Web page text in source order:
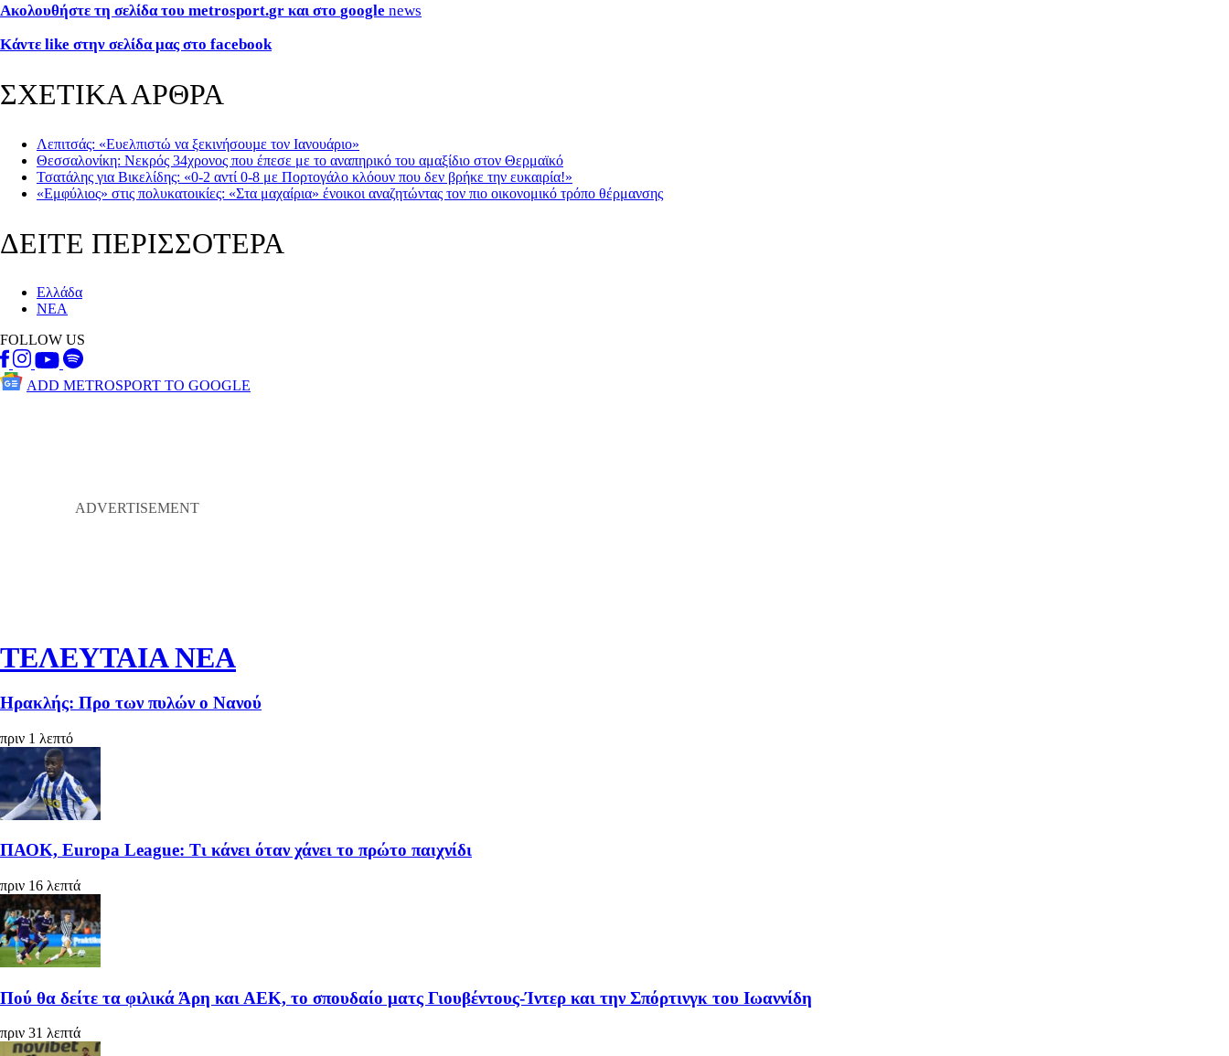
Ακολουθήστε τη σελίδα του metrosport.gr και στο google news
Κάντε like στην σελίδα μας στο facebook
ΣΧΕΤΙΚΑ ΑΡΘΡΑ
Λεπιτσάς: «Ευελπιστώ να ξεκινήσουµε τον Ιανουάριο»
Θεσσαλονίκη: Νεκρός 34χρονος που έπεσε με το αναπηρικό του αμαξίδιο στον Θερμαϊκό
Τσατάλης για Βικελίδης: «0-2 αντί 0-8 με Πορτογάλο κλόουν που δεν βρήκε την ευκαιρία!»
«Εμφύλιος» στις πολυκατοικίες: «Στα μαχαίρια» ένοικοι αναζητώντας τον πιο οικονομικό τρόπο θέρμανσης
ΔΕΙΤΕ ΠΕΡΙΣΣΟΤΕΡΑ
Ελλάδα
ΝΕΑ
FOLLOW US
ADD METROSPORT TO GOOGLE
ΤΕΛΕΥΤΑΙΑ ΝΕΑ
Ηρακλής: Προ των πυλών ο Νανού
πριν 1 λεπτό
ΠΑΟΚ, Europa League: Τι κάνει όταν χάνει το πρώτο παιχνίδι
πριν 16 λεπτά
Πού θα δείτε τα φιλικά Άρη και ΑΕΚ, το σπουδαίο ματς Γιουβέντους-Ίντερ και την Σπόρτινγκ του Ιωαννίδη
πριν 31 λεπτά